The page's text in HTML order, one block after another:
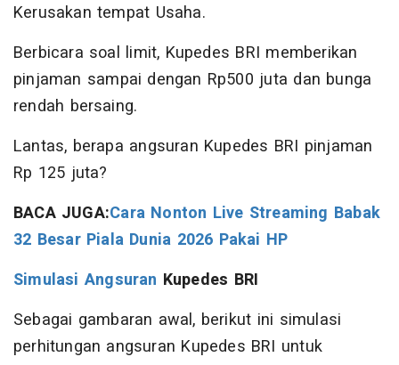
Kerusakan tempat Usaha.
Berbicara soal limit, Kupedes BRI memberikan
pinjaman sampai dengan Rp500 juta dan bunga
rendah bersaing.
Lantas, berapa angsuran Kupedes BRI pinjaman
Rp 125 juta?
BACA JUGA:Cara Nonton Live Streaming Babak
32 Besar Piala Dunia 2026 Pakai HP
Simulasi Angsuran Kupedes BRI
Sebagai gambaran awal, berikut ini simulasi
perhitungan angsuran Kupedes BRI untuk